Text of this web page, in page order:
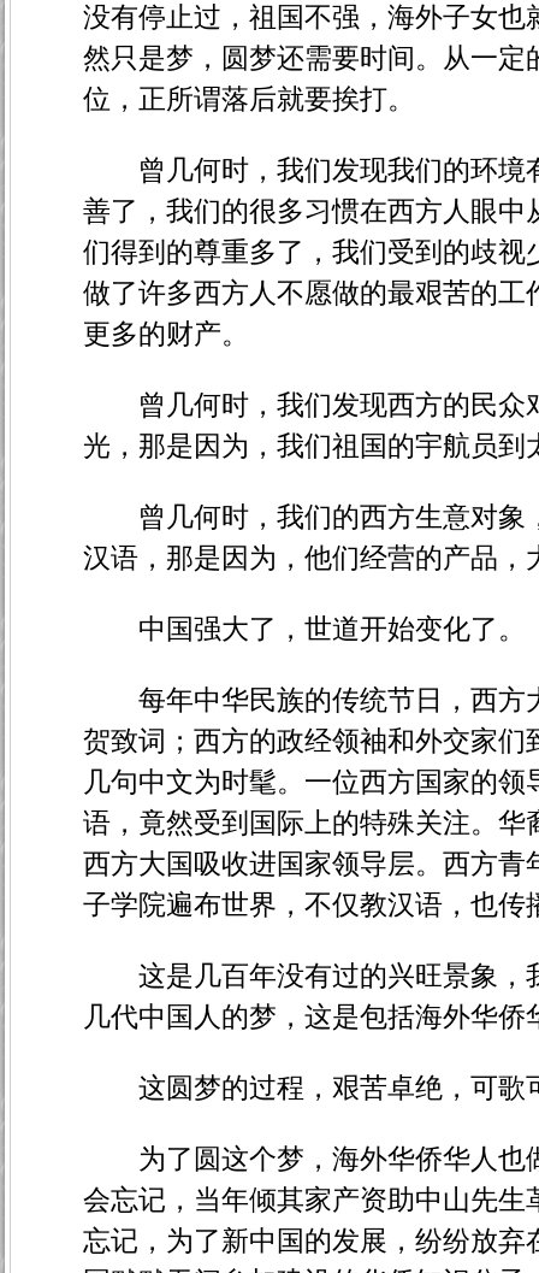
没有停止过，祖国不强，海外子女
然只是梦，圆梦还需要时间。从一
位，正所谓落后就要挨打。
曾几何时，我们发现我们的环境
善了，我们的很多习惯在西方人眼
们得到的尊重多了，我们受到的歧
做了许多西方人不愿做的最艰苦的
更多的财产。
曾几何时，我们发现西方的民众
光，那是因为，我们祖国的宇航员到
曾几何时，我们的西方生意对象
汉语，那是因为，他们经营的产品
中国强大了，世道开始变化了。
每年中华民族的传统节日，西方
贺致词；西方的政经领袖和外交家
几句中文为时髦。一位西方国家的
语，竟然受到国际上的特殊关注。
西方大国吸收进国家领导层。西方
子学院遍布世界，不仅教汉语，也传
这是几百年没有过的兴旺景象，
几代中国人的梦，这是包括海外华
这圆梦的过程，艰苦卓绝，可歌
为了圆这个梦，海外华侨华人也
会忘记，当年倾其家产资助中山先
忘记，为了新中国的发展，纷纷放